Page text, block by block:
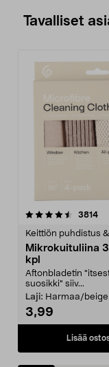
Tavalliset
3814
Keittiön puhdistus
Mikrokuituliina
kpl
Aftonbladetin
suosikki" siiv...
Laji: Harmaa/beige
3,99
Lisää
4.5viidestä